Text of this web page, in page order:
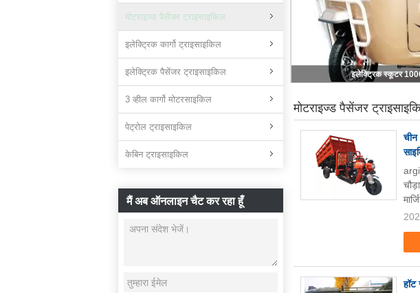
मोटराइज्ड पैसेंजर ट्राइसाइकिल
इलेक्ट्रिक कार्गो ट्राइसाइकिल
इलेक्ट्रिक पैसेंजर ट्राइसाइकिल
3 व्हील कार्गो मोटरसाइकिल
पेट्रोल ट्राइसाइकिल
केबिन ट्राइसाइकिल
मैं अब ऑनलाइन चैट कर रहा हूँ
इलेक्ट्रिक स्कूटर
मोटराइज्ड पैसेंजर
चीन
हॉट